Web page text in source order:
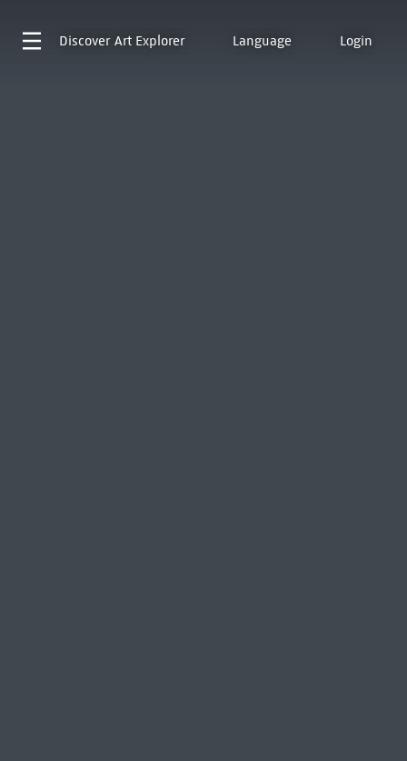
Discover Art Explorer Language Login